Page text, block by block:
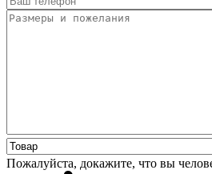
Пожалуйста, докажите, что вы